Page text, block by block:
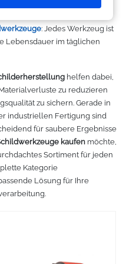
Handling verschiedenster
: Jedes Werkzeug ist
Lebensdauer im täglichen
helfen dabei,
zu reduzieren
zu sichern. Gerade in
industriellen Fertigung sind
für saubere Ergebnisse
kaufen möchte,
Sortiment für jeden
Kategorie
Lösung für Ihre